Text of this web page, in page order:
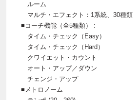
ルーム
マルチ・エフェクト：1系統、30種類
■コーチ機能（全5種類） :
タイム・チェック（Easy）
タイム・チェック（Hard）
クワイエット・カウント
オート・アップ／ダウン
チェンジ・アップ
■メトロノーム